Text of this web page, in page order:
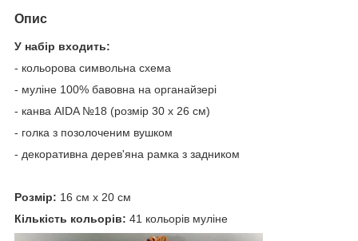
Опис
У набір входить:
- кольорова символьна схема
- муліне 100% бавовна на органайзері
- канва AIDA №18 (розмір 30 х 26 см)
- голка з позолоченим вушком
- декоративна дерев'яна рамка з задником
Розмір: 16 см х 20 см
Кількість кольорів: 41 кольорів муліне